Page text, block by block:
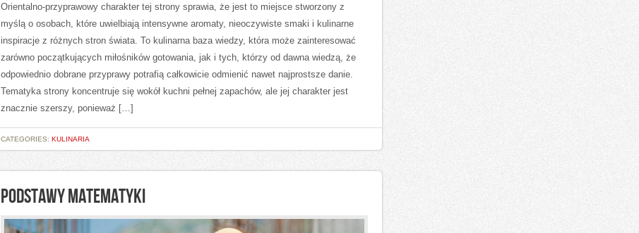
Orientalno-przyprawowy charakter tej strony sprawia, że jest to miejsce stworzony z
myślą o osobach, które uwielbiają intensywne aromaty, nieoczywiste smaki i kulinarne
inspiracje z różnych stron świata. To kulinarna baza wiedzy, która może zainteresować
zarówno początkujących miłośników gotowania, jak i tych, którzy od dawna wiedzą, że
odpowiednio dobrane przyprawy potrafią całkowicie odmienić nawet najprostsze danie.
Tematyka strony koncentruje się wokół kuchni pełnej zapachów, ale jej charakter jest
znacznie szerszy, ponieważ […]
CATEGORIES: KULINARIA
PODSTAWY MATEMATYKI